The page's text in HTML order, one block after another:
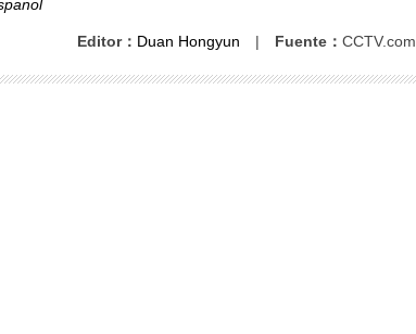
Editor： Duan Hongyun | Fuente： CCTV.com